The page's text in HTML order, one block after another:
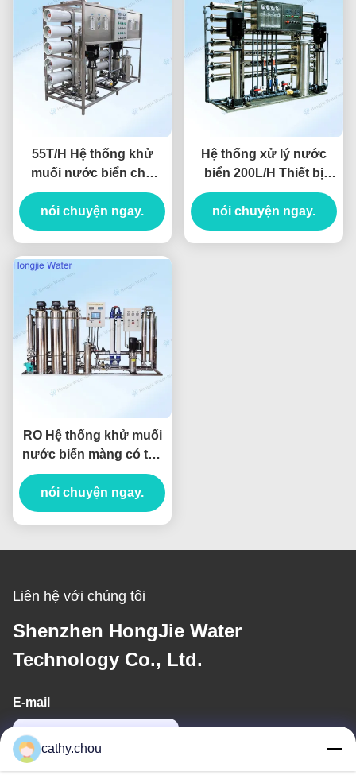
55T/H Hệ thống khử
muối nước biển cho
ngành hóa dầu
nói chuyện ngay.
Hệ thống xử lý nước
biển 200L/H Thiết bị
khử muối nước biển để
cứu trợ thiên tai
nói chuyện ngay.
RO Hệ thống khử muối
nước biển màng có thể
tùy chỉnh hiệu suất cao
nói chuyện ngay.
Liên hệ với chúng tôi
Shenzhen HongJie Water
Technology Co., Ltd.
E-mail
cathy.chou